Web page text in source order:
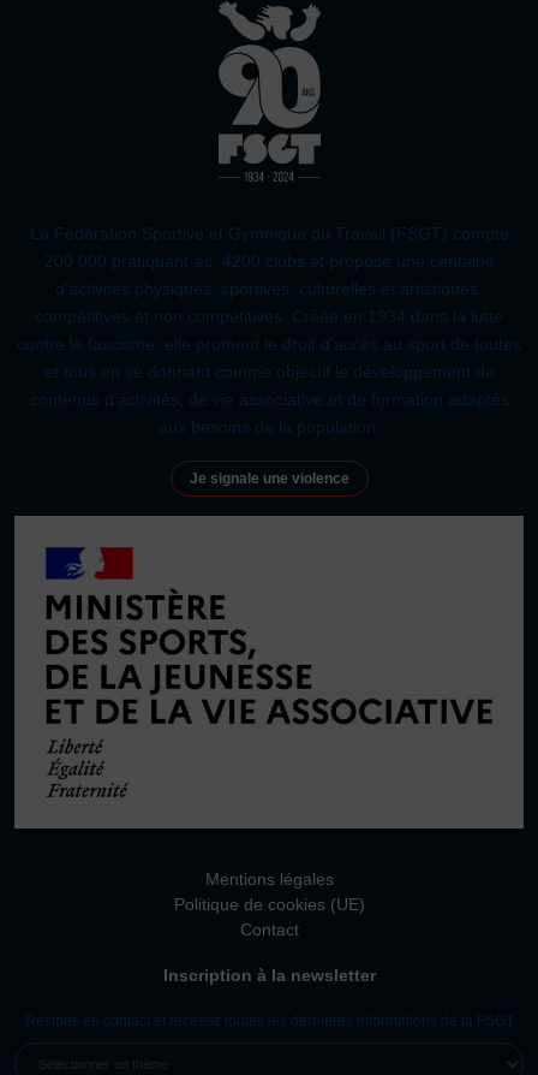
La Fédération Sportive et Gymnique du Travail (FSGT) compte
200 000 pratiquant·es, 4200 clubs et propose une centaine
d’activités physiques, sportives, culturelles et artistiques,
compétitives et non compétitives. Créée en 1934 dans la lutte
contre le fascisme, elle promeut le droit d’accès au sport de toutes
et tous en se donnant comme objectif le développement de
contenus d’activités, de vie associative et de formation adaptés
aux besoins de la population.
Je signale une violence
Mentions légales
Politique de cookies (UE)
Contact
Inscription à la newsletter
Restons en contact et recevez toutes les dernières informations de la FSGT